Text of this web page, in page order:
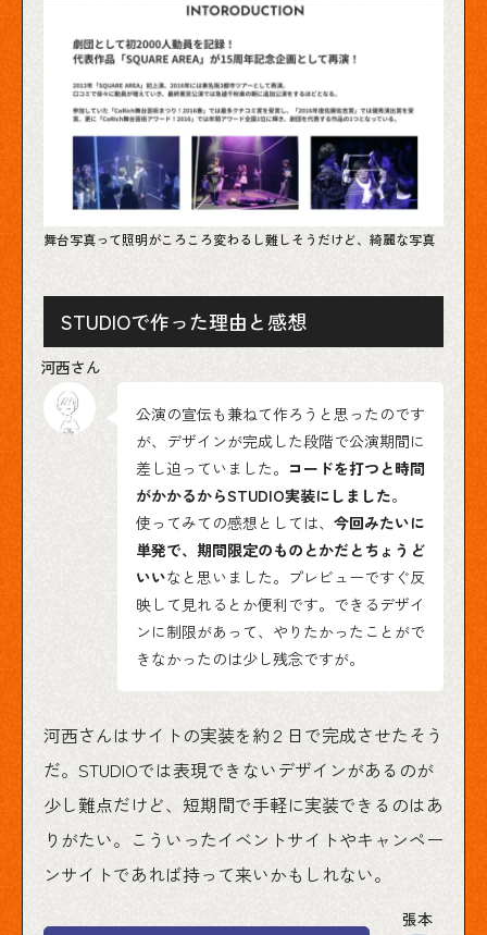
舞台写真って照明がころころ変わるし難しそうだけど、綺麗な写真
STUDIOで作った理由と感想
公演の宣伝も兼ねて作ろうと思ったのです
が、デザインが完成した段階で公演期間に
差し迫っていました。 コードを打つと時間
がかかるからSTUDIO実装にしました。
使ってみての感想としては、 今回みたいに
単発で、期間限定のものとかだとちょうど
いいなと思いました。プレビューですぐ反
映して見れるとか便利です。できるデザイ
ンに制限があって、やりたかったことがで
きなかったのは少し残念ですが。
河西さんはサイトの実装を約２日で完成させたそう
だ。STUDIOでは表現できないデザインがあるのが
少し難点だけど、短期間で手軽に実装できるのはあ
りがたい。こういったイベントサイトやキャンペー
ンサイトであれば持って来いかもしれない。